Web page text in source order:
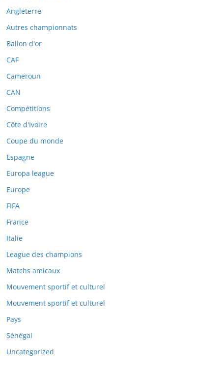
Angleterre
Autres championnats
Ballon d'or
CAF
Cameroun
CAN
Compétitions
Côte d'Ivoire
Coupe du monde
Espagne
Europa league
Europe
FIFA
France
Italie
League des champions
Matchs amicaux
Mouvement sportif et culturel
Mouvement sportif et culturel
Pays
Sénégal
Uncategorized